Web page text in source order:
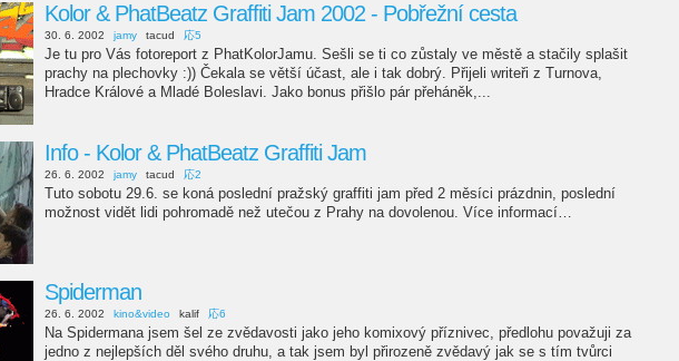
Kolor & PhatBeatz Graffiti Jam 2002 - Pobřežní cesta
30. 6. 2002 jamy tacud 応5
Je tu pro Vás fotoreport z PhatKolorJamu. Sešli se ti co zůstaly ve městě a stačily splašit
prachy na plechovky :)) Čekala se větší účast, ale i tak dobrý. Přijeli writeři z Turnova,
Hradce Králové a Mladé Boleslavi. Jako bonus přišlo pár přeháněk,...
Info - Kolor & PhatBeatz Graffiti Jam
26. 6. 2002 jamy tacud 応2
Tuto sobotu 29.6. se koná poslední pražský graffiti jam před 2 měsíci prázdnin, poslední
možnost vidět lidi pohromadě než utečou z Prahy na dovolenou. Více informací…
Spiderman
26. 6. 2002 kino&video kalif 応6
Na Spidermana jsem šel ze zvědavosti jako jeho komixový příznivec, předlohu považuji za
jedno z nejlepších děl svého druhu, a tak jsem byl přirozeně zvědavý jak se s tím tvůrci